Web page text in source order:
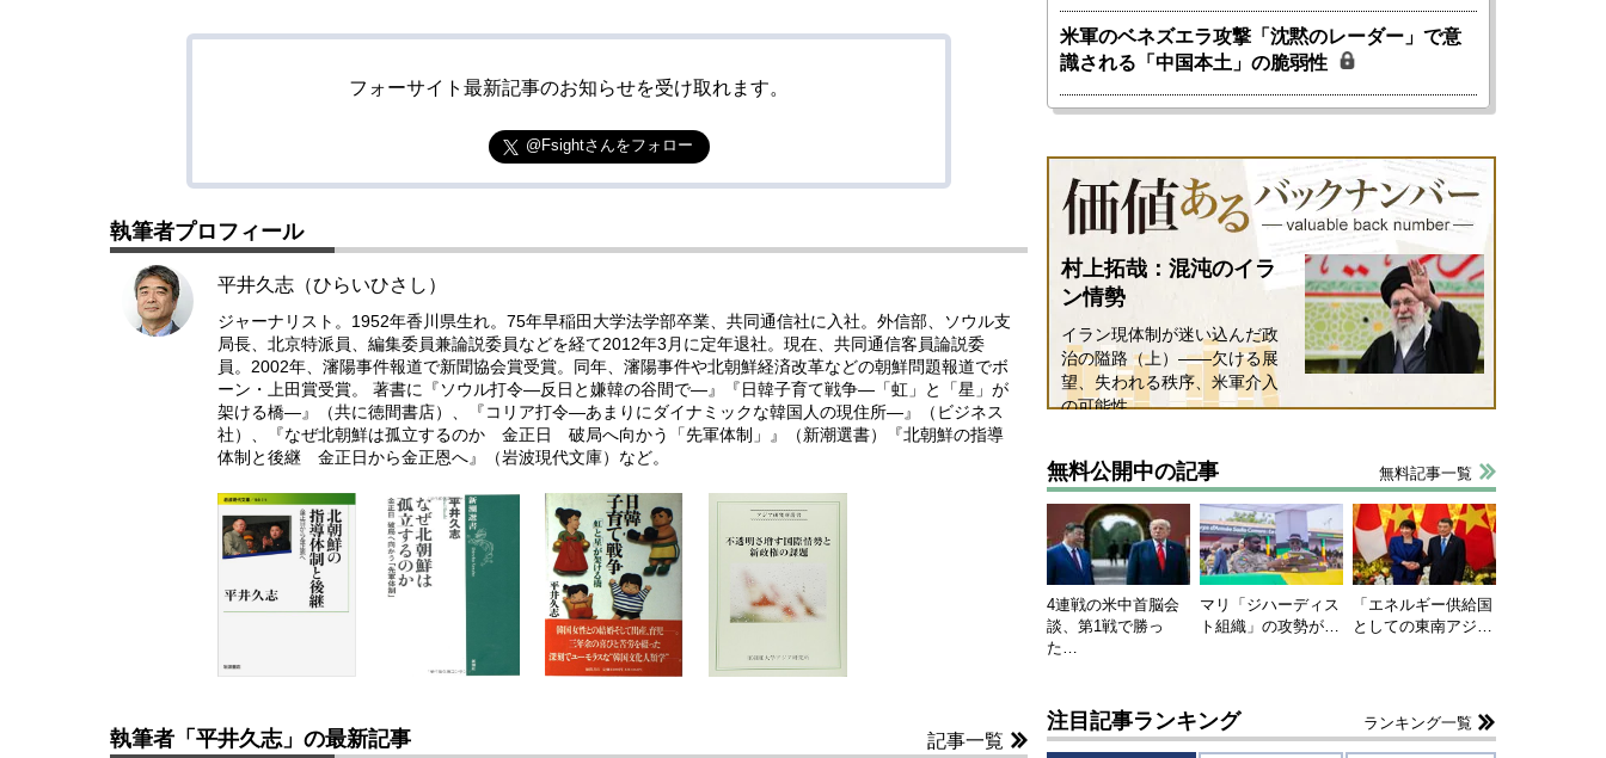
フォーサイト最新記事のお知らせを受け取れます。
@Fsightさんをフォロー
執筆者プロフィール
平井久志（ひらいひさし）
ジャーナリスト。1952年香川県生れ。75年早稲田大学法学部卒業、共同通信社に入社。外信部、ソウル支
局長、北京特派員、編集委員兼論説委員などを経て2012年3月に定年退社。現在、共同通信客員論説委
員。2002年、瀋陽事件報道で新聞協会賞受賞。同年、瀋陽事件や北朝鮮経済改革などの朝鮮問題報道でボ
ーン・上田賞受賞。 著書に『ソウル打令―反日と嫌韓の谷間で―』『日韓子育て戦争―「虹」と「星」が
架ける橋―』（共に徳間書店）、『コリア打令―あまりにダイナミックな韓国人の現住所―』（ビジネス
社）、『なぜ北朝鮮は孤立するのか 金正日 破局へ向かう「先軍体制」』（新潮選書）『北朝鮮の指導
体制と後継 金正日から金正恩へ』（岩波現代文庫）など。
執筆者「平井久志」の最新記事 記事一覧
米軍のベネズエラ攻撃「沈黙のレーダー」で意
識される「中国本土」の脆弱性
村上拓哉：混沌のイラ
ン情勢
イラン現体制が迷い込んだ政
治の隘路（上）――欠ける展
望、失われる秩序、米軍介入
の可能性
無料公開中の記事 無料記事一覧
4連戦の米中首脳会
談、第1戦で勝っ
た…
マリ「ジハーディス
ト組織」の攻勢が…
「エネルギー供給国
としての東南アジ…
注目記事ランキング ランキング一覧